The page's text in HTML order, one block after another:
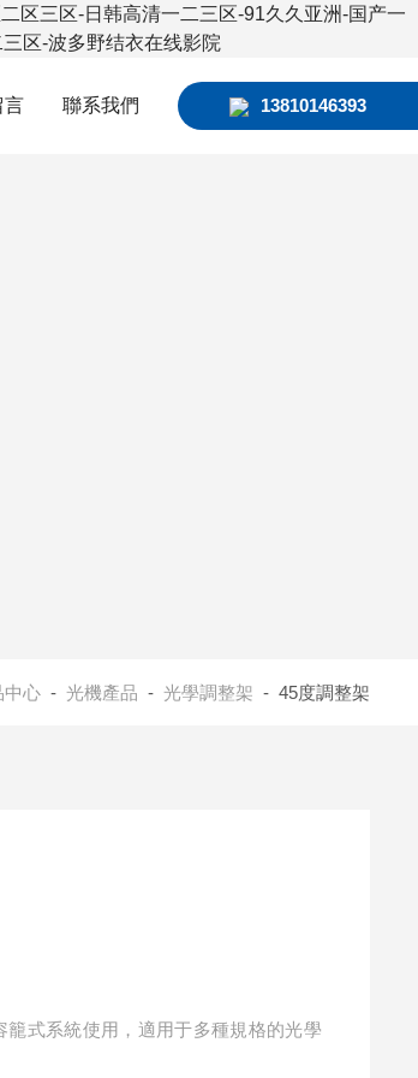
区三区-日韩高清一二三区-91久久亚洲-国产一
区-波多野结衣在线影院
13810146393
言 聯系我們
中心- 光機產品 - 光學調整架 - 45度調整架
式系統使用，適用于多種規格的光學